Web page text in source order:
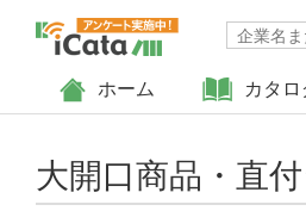
ホーム カタ
大開口商品・直